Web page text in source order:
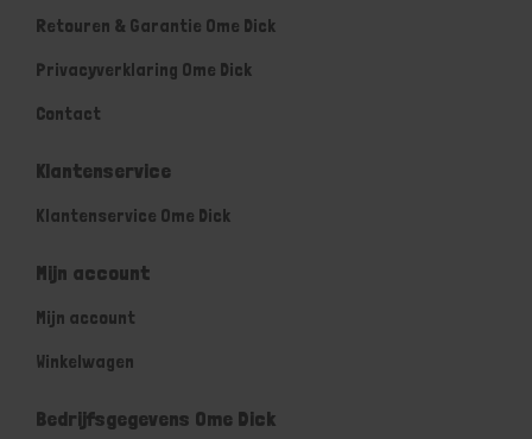
Retouren & Garantie Ome Dick
Privacyverklaring Ome Dick
Contact
Klantenservice
Klantenservice Ome Dick
Mijn account
Mijn account
Winkelwagen
Bedrijfsgegevens Ome Dick